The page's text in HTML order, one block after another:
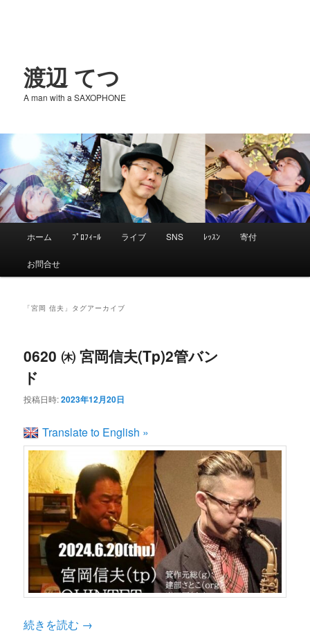
渡辺 てつ
A man with a SAXOPHONE
メ
イ
ン
コ
テ
ン
ツ
へ
移
サ
ブ
コ
ン
ン
ツ
へ
移
動
ホーム ﾌﾟﾛﾌｨｰﾙ ライブ SNS ﾚｯｽﾝ 寄付
お問合せ
「宮岡 信夫 」タグアーカイブ
0620 ㈭ 宮岡信夫(Tp)2管バン
ド
投稿日時:2023年12月20日
Translate to English »
続きを読む →